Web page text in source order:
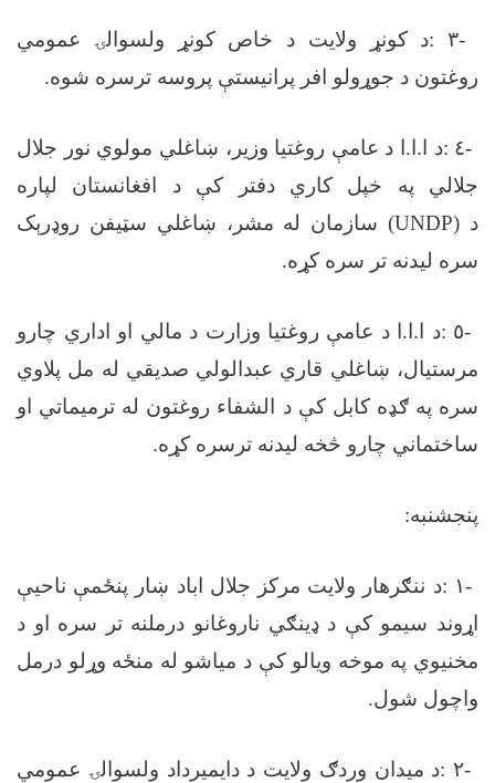
-٣ :د کونړ ولایت د خاص کونړ ولسوالۍ عمومي
روغتون د جوړولو افر پرانیستې پروسه ترسره شوه.
-٤ :د ا.ا.ا د عامې روغتیا وزیر، ښاغلي مولوي نور جلال
جلالي په خپل کاري دفتر کې د افغانستان لپاره
د (UNDP) سازمان له مشر، ښاغلي سټیفن روډرېک
سره لیدنه تر سره کړه.
-٥ :د ا.ا.ا د عامې روغتیا وزارت د مالي او اداري چارو
مرستیال، ښاغلي قاري عبدالولي صدیقي له مل پلاوي
سره په ګډه کابل کې د الشفاء روغتون له ترمیماتي او
ساختماني چارو څخه لیدنه ترسره کړه.
پنجشنبه:
-١ :د ننګرهار ولایت مرکز جلال اباد ښار پنځمې ناحیې
اړوند سیمو کې د ډینګي ناروغانو درملنه تر سره او د
مخنیوي په موخه ویالو کې د میاشو له منځه وړلو درمل
واچول شول.
-٢ :د میدان وردګ ولایت د دایمیرداد ولسوالۍ عمومي